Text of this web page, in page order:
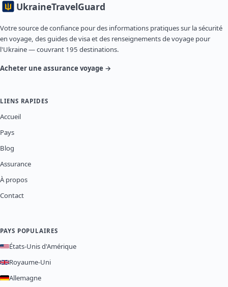
UkraineTravelGuard
Votre source de confiance pour des informations pratiques sur la sécurité
en voyage, des guides de visa et des renseignements de voyage pour
l'Ukraine — couvrant 195 destinations.
Acheter une assurance voyage →
LIENS RAPIDES
Accueil
Pays
Blog
Assurance
À propos
Contact
PAYS POPULAIRES
États-Unis d'Amérique
Royaume-Uni
Allemagne